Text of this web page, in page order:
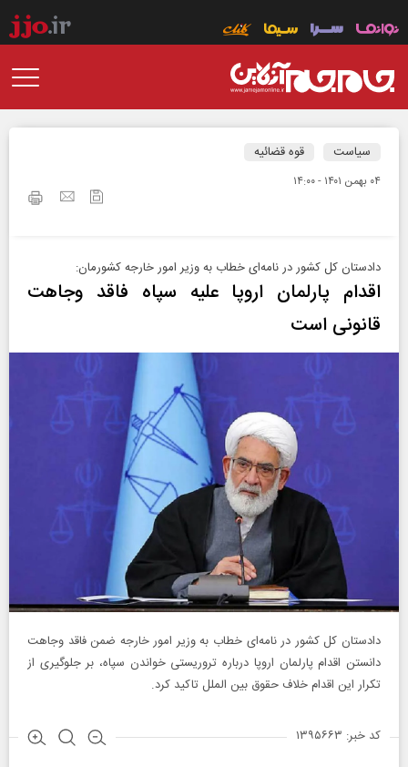
سیاست قوه قضائیه
۰۴ بهمن ۱۴۰۱ - ۱۴:۰۰
دادستان کل کشور در نامه‌ای خطاب به وزیر امور خارجه کشورمان:
اقدام پارلمان اروپا علیه سپاه فاقد وجاهت
قانونی است
دادستان کل کشور در نامه‌ای خطاب به وزیر امور خارجه ضمن فاقد وجاهت
دانستن اقدام پارلمان اروپا درباره تروریستی خواندن سپاه، بر جلوگیری از
تکرار این اقدام خلاف حقوق بین الملل تاکید کرد.
کد خبر: ۱۳۹۵۶۶۳